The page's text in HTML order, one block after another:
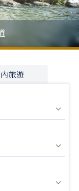
旅遊